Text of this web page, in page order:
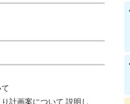
計画案について 説明し、